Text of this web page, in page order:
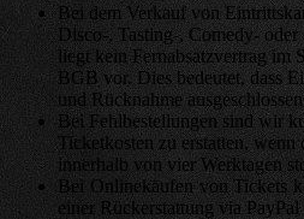
Bei dem Verkauf von
Disco-, Tasting-, Comedy-
liegt kein Fernabsatzvertrag im
BGB vor. Dies bedeutet, dass
und Rücknahme
Bei Fehlbestellungen sind wir
Ticketkosten zu erstatten,
innerhalb von vier Werktagen
Bei Onlinekäufen von Tickets
einer Rückerstattung via PayPal